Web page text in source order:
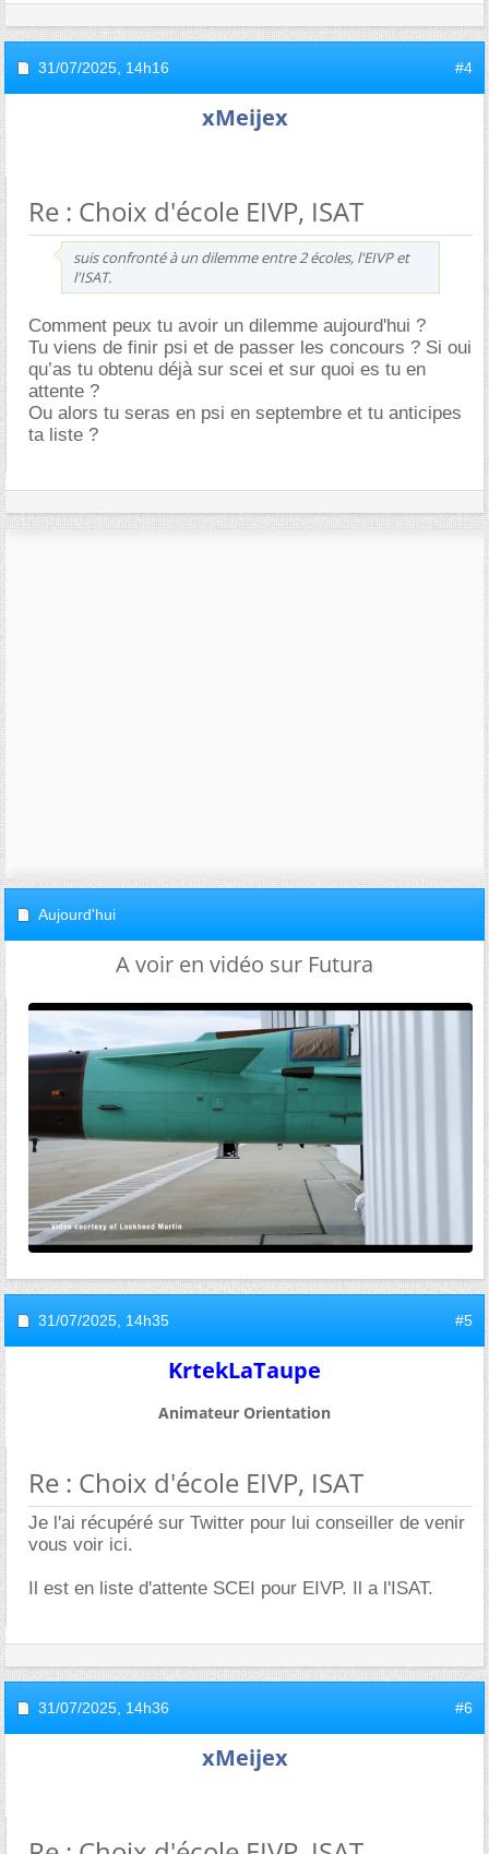
31/07/2025, 14h16 #4
xMeijex
Re : Choix d'école EIVP, ISAT
suis confronté à un dilemme entre 2 écoles, l'EIVP et
l'ISAT.
Comment peux tu avoir un dilemme aujourd'hui ?
Tu viens de finir psi et de passer les concours ? Si oui
qu’as tu obtenu déjà sur scei et sur quoi es tu en
attente ?
Ou alors tu seras en psi en septembre et tu anticipes
ta liste ?
Aujourd'hui
A voir en vidéo sur Futura
31/07/2025, 14h35 #5
KrtekLaTaupe
Animateur Orientation
Re : Choix d'école EIVP, ISAT
Je l'ai récupéré sur Twitter pour lui conseiller de venir
vous voir ici.
Il est en liste d'attente SCEI pour EIVP. Il a l'ISAT.
31/07/2025, 14h36 #6
xMeijex